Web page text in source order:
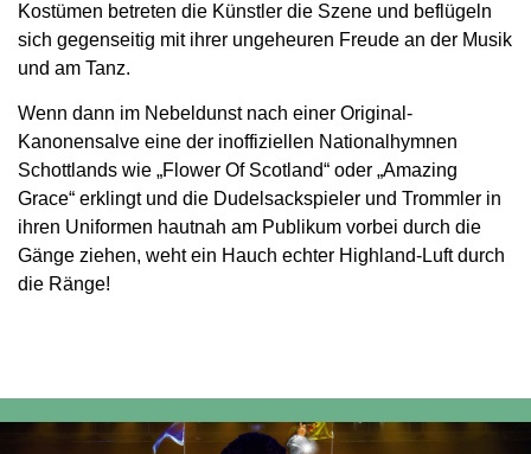
Kostümen betreten die Künstler die Szene und beflügeln
sich gegenseitig mit ihrer ungeheuren Freude an der Musik
und am Tanz.
Wenn dann im Nebeldunst nach einer Original-
Kanonensalve eine der inoffiziellen Nationalhymnen
Schottlands wie „Flower Of Scotland“ oder „Amazing
Grace“ erklingt und die Dudelsackspieler und Trommler in
ihren Uniformen hautnah am Publikum vorbei durch die
Gänge ziehen, weht ein Hauch echter Highland-Luft durch
die Ränge!